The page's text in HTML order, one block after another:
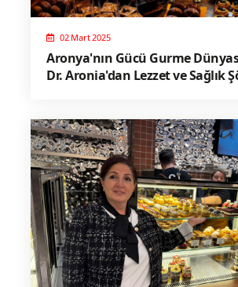
02 Mart 2025
Aronya'nın Gücü Gurme
Dr. Aronia'dan Lezzet ve Sağlık